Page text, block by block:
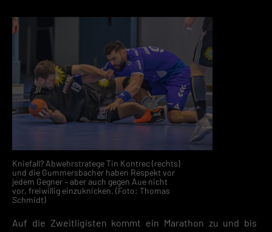
Kniefall? Abwehrstratege Tin Kontrec (rechts)
und die Gummersbacher haben Respekt vor
jedem Gegner – aber auch gegen Aue nicht
vor, freiwillig einzuknicken. (Foto: Thomas
Schmidt)
Auf die Zweitligisten kommt ein Marathon zu und bis